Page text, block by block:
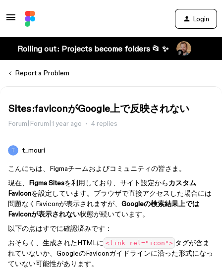
Login
Rolling out: Projects become folders 📂 ✨
Report a Problem
Sites:faviconがGoogle上で反映されない
Forum|Forum|1 year ago 4 replies
t_mouri
こんにちは、Figmaチームおよびコミュニティの皆さま。
現在、 Figma Sitesを利用しており、サイト設定からカスタム
Faviconを設定しています。ブラウザで直接アクセスした場合には
問題なくFaviconが表示されますが、 Googleの検索結果上では
Faviconが表示されない状態が続いています。
以下の点はすでに確認済みです：
おそらく、生成されたHTMLに <link rel="icon"> タグが含ま
れていないか、GoogleのFaviconガイドラインに沿った形式になっ
ていない可能性があります。